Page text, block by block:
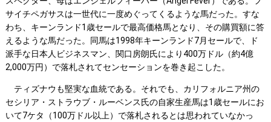
サイチペガサスは一世代に一度めぐってくるような馬だった。すな
わち、キーンランド1歳セールで最高価格馬となり、その購買額に答
えるような馬だった。同馬は1998年キーンランド7月セールで、ド
派手な日本人ビジネスマン、関口房朗氏により400万ドル（約4億
2,000万円）で落札されてセンセーションを巻き起こした。
ティズナウも堅実な血統である。それでも、カリフォルニア州の
セシリア・ストラウブ・ルーベンス氏の自家生産馬は1歳セールにお
いて7ケタ（100万ドル以上）で落札されるとは思われていなかっ